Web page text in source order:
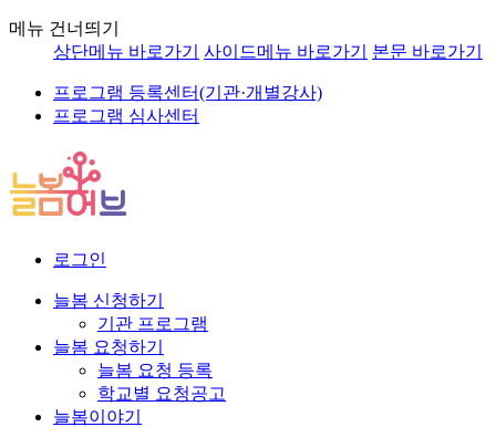
메뉴 건너띄기
상단메뉴 바로가기
사이드메뉴 바로가기 본문 바로가기
프로그램 등록센터(기관·개별강사)
프로그램 심사센터
로그인
늘봄 신청하기
기관 프로그램
늘봄 요청하기
늘봄 요청 등록
학교별 요청공고
늘봄이야기